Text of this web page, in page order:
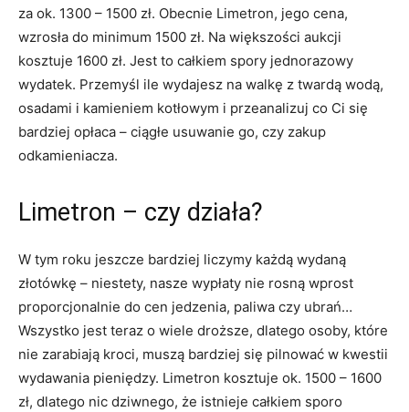
za ok. 1300 – 1500 zł. Obecnie Limetron, jego cena,
wzrosła do minimum 1500 zł. Na większości aukcji
kosztuje 1600 zł. Jest to całkiem spory jednorazowy
wydatek. Przemyśl ile wydajesz na walkę z twardą wodą,
osadami i kamieniem kotłowym i przeanalizuj co Ci się
bardziej opłaca – ciągłe usuwanie go, czy zakup
odkamieniacza.
Limetron – czy działa?
W tym roku jeszcze bardziej liczymy każdą wydaną
złotówkę – niestety, nasze wypłaty nie rosną wprost
proporcjonalnie do cen jedzenia, paliwa czy ubrań…
Wszystko jest teraz o wiele droższe, dlatego osoby, które
nie zarabiają kroci, muszą bardziej się pilnować w kwestii
wydawania pieniędzy. Limetron kosztuje ok. 1500 – 1600
zł, dlatego nic dziwnego, że istnieje całkiem sporo